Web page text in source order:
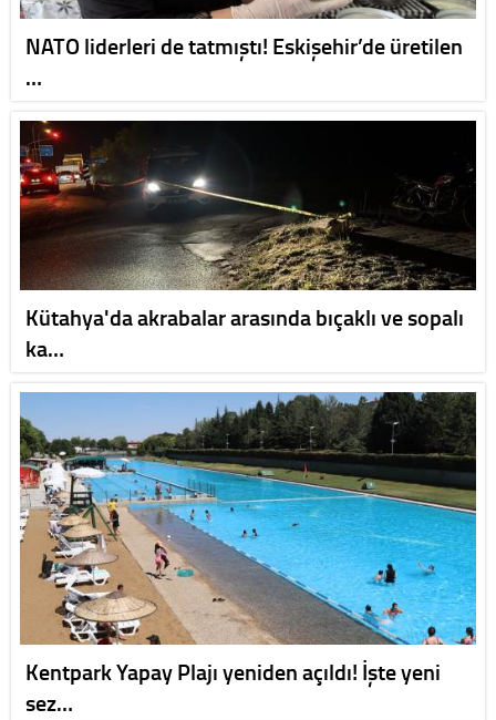
NATO liderleri de tatmıştı! Eskişehir’de üretilen
…
Kütahya'da akrabalar arasında bıçaklı ve sopalı
ka…
Kentpark Yapay Plajı yeniden açıldı! İşte yeni
sez…